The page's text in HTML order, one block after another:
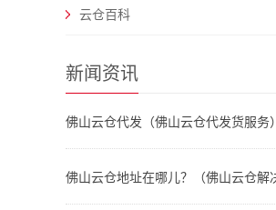
云仓百科
新闻资讯
佛山云仓代发（佛山云仓代发货服务）